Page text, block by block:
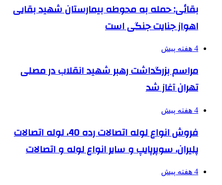
بقائی: حمله به محوطه بیمارستان شهید بقایی
اهواز جنایت جنگی است
4 هفته پیش
مراسم بزرگداشت رهبر شهید انقلاب در مصلی
تهران آغاز شد
4 هفته پیش
فروش انواع لوله اتصالات رده 40، لوله اتصالات
پلیران، سوپرپایپ و سایر انواع لوله و اتصالات
4 هفته پیش